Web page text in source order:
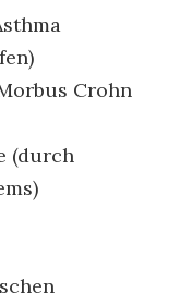
Crohn
(durch